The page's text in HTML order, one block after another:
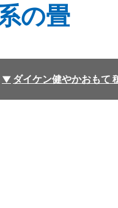
の畳
ダイケン健やかおもて